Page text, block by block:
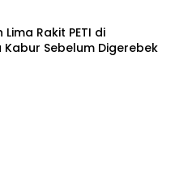
Rakit PETI di
Kabur Sebelum Digerebek